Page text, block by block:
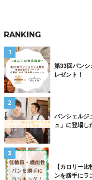
RANKING
第33回パンシ
レゼント！
パンシェルジ
ュ」に登場し
【カロリー
ンを勝手にラ